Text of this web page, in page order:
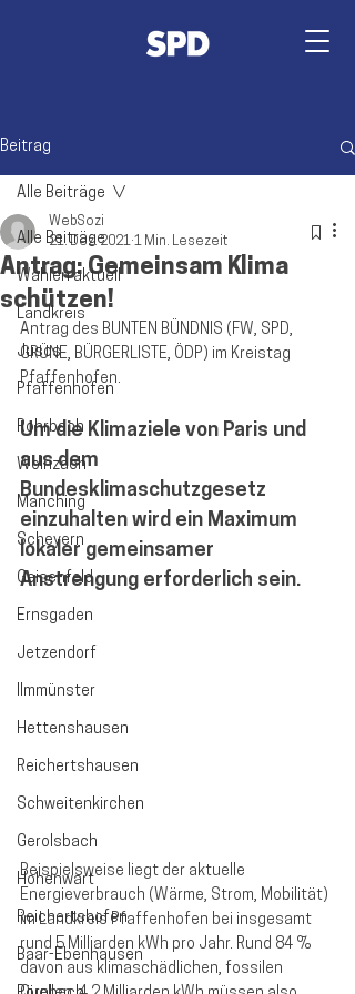
Beitrag
Alle Beiträge
Wahlen aktuell
Landkreis
Jusos
Pfaffenhofen
Rohrbach
Wolnzach
Manching
Scheyern
Geisenfeld
Ernsgaden
Jetzendorf
Ilmmünster
Hettenshausen
Reichertshausen
Schweitenkirchen
Gerolsbach
Hohenwart
Reichertshofen
Baar-Ebenhausen
Alle Beiträge
Antrag: Gemeinsam Klima
schützen!
WebSozi
21. Dez. 2021 1 Min. Lesezeit
Antrag des BUNTEN BÜNDNIS (FW, SPD,
GRÜNE, BÜRGERLISTE, ÖDP) im Kreistag
Pfaffenhofen.
Um die Klimaziele von Paris und
aus dem
Bundesklimaschutzgesetz
einzuhalten wird ein Maximum
lokaler gemeinsamer
Anstrengung erforderlich sein.
Beispielsweise liegt der aktuelle
Energieverbrauch (Wärme, Strom, Mobilität)
im Landkreis Pfaffenhofen bei insgesamt
rund 5 Milliarden kWh pro Jahr. Rund 84 %
davon aus klimaschädlichen, fossilen